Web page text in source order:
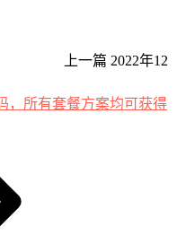
上一篇 2022年12
，所有套餐方案均可获得